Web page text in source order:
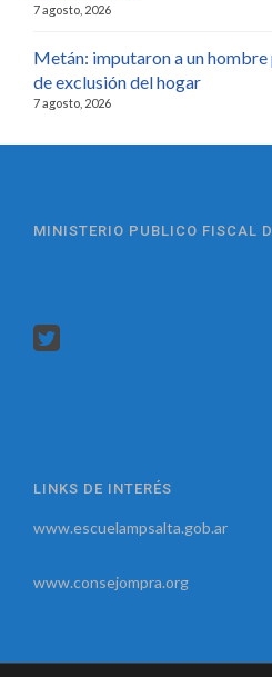
7 agosto, 2026
Metán: imputaron a un
de exclusión del hogar
7 agosto, 2026
MINISTERIO PUBLICO FISCAL
LINKS DE INTERÉS
www.escuelampsalta.gob.ar
www.consejompra.org